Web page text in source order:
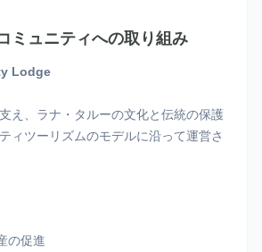
ミュニティへの取り組み
Lodge
え、ラナ・タルーの文化と伝統の保護
ィツーリズムのモデルに沿って運営さ
の促進